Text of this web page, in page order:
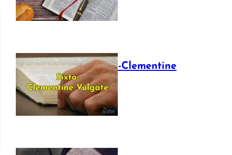
July 16, 2025
The Sixto-Clementine
Vulgate
July 12, 2025